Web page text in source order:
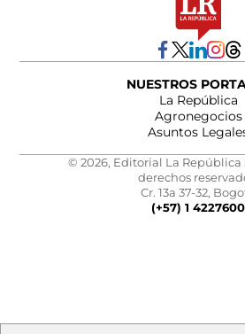
NUESTROS
La República
Agronegocios
Asuntos
© 2026, Editorial La República
derechos
Cr. 13a 37-32,
(+57) 1 4227600